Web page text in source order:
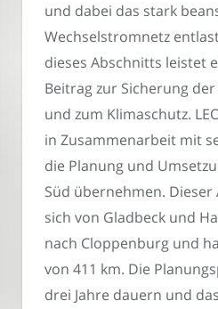
und dabei das stark
Wechselstromnetz
dieses Abschnitts leistet
Beitrag zur Sicherung
und zum Klimaschutz.
in Zusammenarbeit mit
die Planung und
Süd übernehmen.
sich von Gladbeck und
nach Cloppenburg und
von 411 km. Die
drei Jahre dauern und